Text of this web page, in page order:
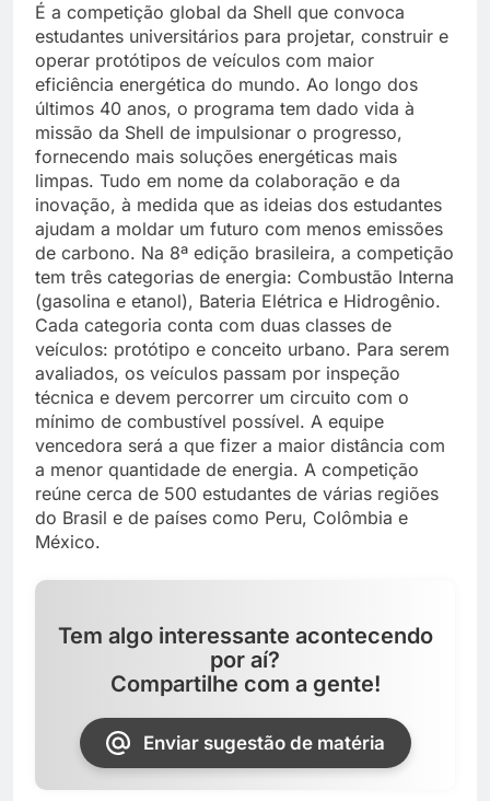
É a competição global da Shell que convoca
estudantes universitários para projetar, construir e
operar protótipos de veículos com maior
eficiência energética do mundo. Ao longo dos
últimos 40 anos, o programa tem dado vida à
missão da Shell de impulsionar o progresso,
fornecendo mais soluções energéticas mais
limpas. Tudo em nome da colaboração e da
inovação, à medida que as ideias dos estudantes
ajudam a moldar um futuro com menos emissões
de carbono. Na 8ª edição brasileira, a competição
tem três categorias de energia: Combustão Interna
(gasolina e etanol), Bateria Elétrica e Hidrogênio.
Cada categoria conta com duas classes de
veículos: protótipo e conceito urbano. Para serem
avaliados, os veículos passam por inspeção
técnica e devem percorrer um circuito com o
mínimo de combustível possível. A equipe
vencedora será a que fizer a maior distância com
a menor quantidade de energia. A competição
reúne cerca de 500 estudantes de várias regiões
do Brasil e de países como Peru, Colômbia e
México.
Tem algo interessante acontecendo
por aí?
Compartilhe com a gente!
Enviar sugestão de matéria